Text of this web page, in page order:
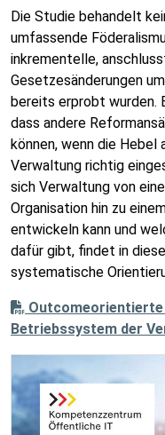
Die Studie behandelt
umfassende
inkrementelle,
Gesetzesänderungen
bereits erprobt wurden.
dass andere
können, wenn die Hebel
Verwaltung richtig
sich Verwaltung von
Organisation hin zu
entwickeln kann und
dafür gibt, findet in
systematische
Betriebssystem der